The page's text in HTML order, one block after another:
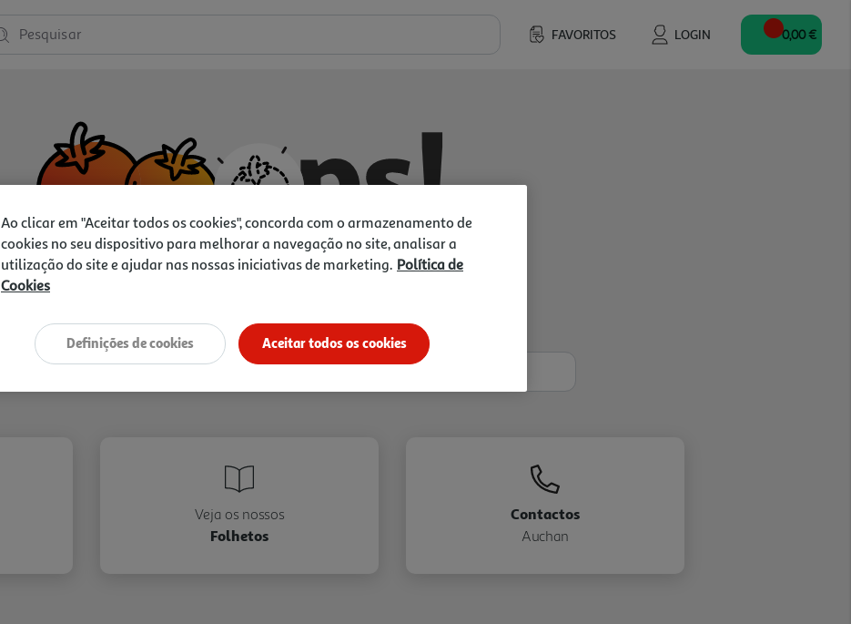
FAVORITOS LOGIN
Pesquisar 0,00 €
Vamos tentar de novo?
Veja os nossos
Folhetos
Contactos
Auchan
Ao clicar em "Aceitar todos os cookies", concorda com o armazenamento de
cookies no seu dispositivo para melhorar a navegação no site, analisar a
utilização do site e ajudar nas nossas iniciativas de marketing. Política de
Cookies
Aceitar todos os cookies
Definições de cookies